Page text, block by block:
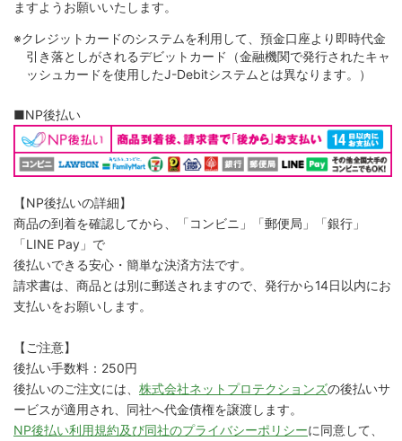
ますようお願いいたします。
※クレジットカードのシステムを利用して、預金口座より即時代金
引き落としがされるデビットカード（金融機関で発行されたキャ
ッシュカードを使用したJ-Debitシステムとは異なります。）
■NP後払い
【NP後払いの詳細】
商品の到着を確認してから、「コンビニ」「郵便局」「銀行」
「LINE Pay」で
後払いできる安心・簡単な決済方法です。
請求書は、商品とは別に郵送されますので、発行から14日以内にお
支払いをお願いします。
【ご注意】
後払い手数料：250円
後払いのご注文には、 株式会社ネットプロテクションズの後払いサ
ービスが適用され、同社へ代金債権を譲渡します。
NP後払い利用規約及び同社のプライバシーポリシーに同意して、